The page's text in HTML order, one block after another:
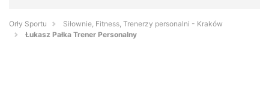
Orły Sportu
Siłownie, Fitness, Trenerzy personalni - Kraków
Łukasz Pałka Trener Personalny